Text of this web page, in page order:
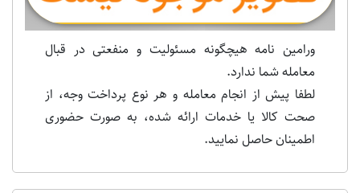
ورامین نامه هیچگونه مسئولیت و منفعتی در قبال
معامله شما ندارد.
لطفا پیش از انجام معامله و هر نوع پرداخت وجه، از
صحت کالا یا خدمات ارائه شده، به صورت حضوری
اطمینان حاصل نمایید.